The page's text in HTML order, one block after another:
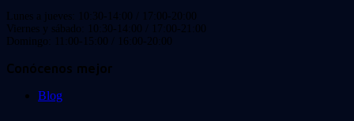
Lunes a jueves: 10:30-14:00 / 17:00-20:00
Viernes y sábado: 10:30-14:00 / 17:00-21:00
Domingo: 11:00-15:00 / 16:00-20:00
Conócenos mejor
Blog